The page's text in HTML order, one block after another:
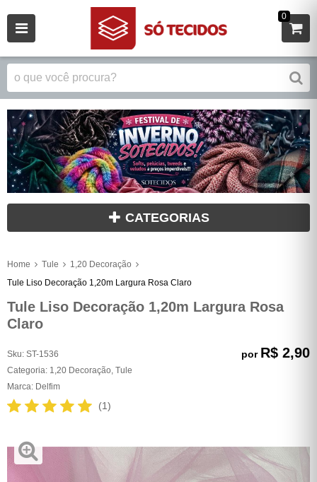
0
CATEGORIAS
Home Tule
1,20 Decoração
Tule Liso Decoração 1,20m Largura Rosa Claro
Tule Liso Decoração 1,20m Largura Rosa
Claro
Sku: ST-1536
Categoria: 1,20 Decoração Tule
Marca: Delfim
(1)
por R$ 2,90